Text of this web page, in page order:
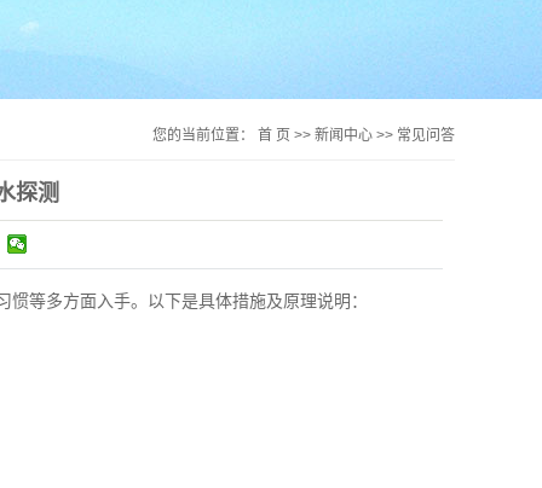
您的当前位置： 首 页 >> 新闻中心 >> 常见问答
探测
等多方面入手。以下是具体措施及原理说明：